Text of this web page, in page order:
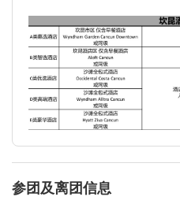
参团及离团信息